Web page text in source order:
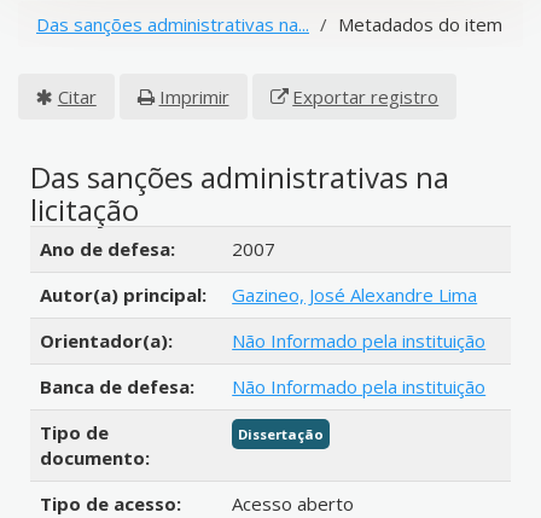
Das sanções administrativas na... Metadados do item
Citar Imprimir Exportar registro
Das sanções administrativas na
licitação
Detalhes bibliográficos
Ano de defesa:
2007
Autor(a) principal:
Gazineo, José Alexandre Lima
Orientador(a):
Não Informado pela instituição
Banca de defesa:
Não Informado pela instituição
Tipo de
documento:
Dissertação
Tipo de acesso:
Acesso aberto